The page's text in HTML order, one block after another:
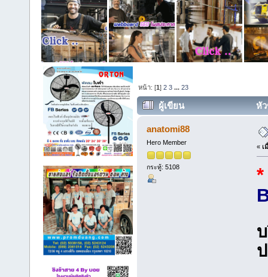
หน้า: [1]2 3 ...23
ผู้เขียน
หั
9466465 (อ่าน 21974 ครั้ง)
anatomi88
Hero Member
กระทู้: 5108
« เ
*